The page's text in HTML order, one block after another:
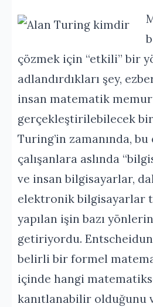
çözmek için “etkili” bir
adlandırdıkları şey,
insan matematik
gerçekleştirilebilecek
Turing’in zamanında, bu
çalışanlara aslında
ve insan bilgisayarlar,
elektronik bilgisayarlar
yapılan işin bazı
getiriyordu.
belirli bir formel
içinde hangi
kanıtlanabilir olduğunu